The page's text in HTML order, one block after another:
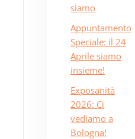
siamo
Appuntamento
Speciale: il 24
Aprile siamo
insieme!
Exposanità
2026: Ci
vediamo a
Bologna!